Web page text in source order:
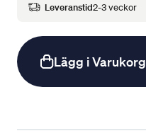
Leveranstid2-3 veckor
Lägg i Varukorg